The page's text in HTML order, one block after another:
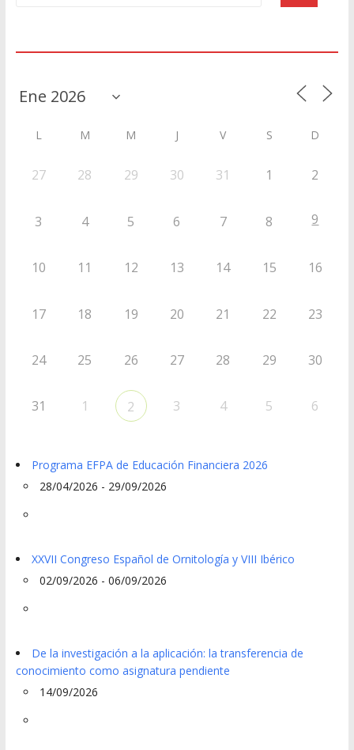
L M M J V S D
27 28 29 30 31 1 2
3 4 5 6 7 8 9
10 11 12 13 14 15 16
17 18 19 20 21 22 23
24 25 26 27 28 29 30
31 1 2 3 4 5 6
Programa EFPA de Educación Financiera 2026
28/04/2026 - 29/09/2026
XXVII Congreso Español de Ornitología y VIII Ibérico
02/09/2026 - 06/09/2026
De la investigación a la aplicación: la transferencia de
conocimiento como asignatura pendiente
14/09/2026